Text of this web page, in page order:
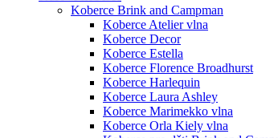
Koberce Brink and Campman
Koberce Atelier vlna
Koberce Decor
Koberce Estella
Koberce Florence Broadhurst
Koberce Harlequin
Koberce Laura Ashley
Koberce Marimekko vlna
Koberce Orla Kiely vlna